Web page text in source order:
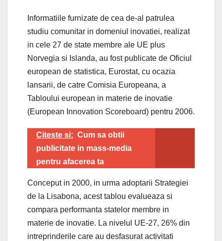
Informatiile furnizate de cea de-al patrulea
studiu comunitar in domeniul inovatiei, realizat
in cele 27 de state membre ale UE plus
Norvegia si Islanda, au fost publicate de Oficiul
european de statistica, Eurostat, cu ocazia
lansarii, de catre Comisia Europeana, a
Tabloului european in materie de inovatie
(European Innovation Scoreboard) pentru 2006.
Citeste si: Cum sa obtii
publicitate in mass-media
pentru afacerea ta
Conceput in 2000, in urma adoptarii Strategiei
de la Lisabona, acest tablou evalueaza si
compara performanta statelor membre in
materie de inovatie. La nivelul UE-27, 26% din
intreprinderile care au desfasurat activitati